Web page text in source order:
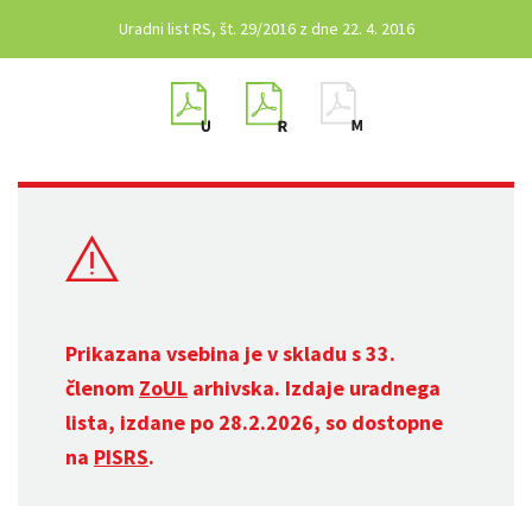
Uradni list RS, št. 29/2016 z dne 22. 4. 2016
Prikazana vsebina je v skladu s 33.
členom ZoUL arhivska. Izdaje uradnega
lista, izdane po 28.2.2026, so dostopne
na PISRS.